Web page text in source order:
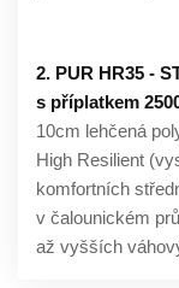
2. PUR HR35 -
s příplatkem
10cm lehčená
High Resilient
komfortních
v čalounickém
až vyšších